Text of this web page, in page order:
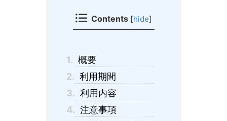
Contents [hide]
1. 概要
2. 利用期間
3. 利用内容
4. 注意事項